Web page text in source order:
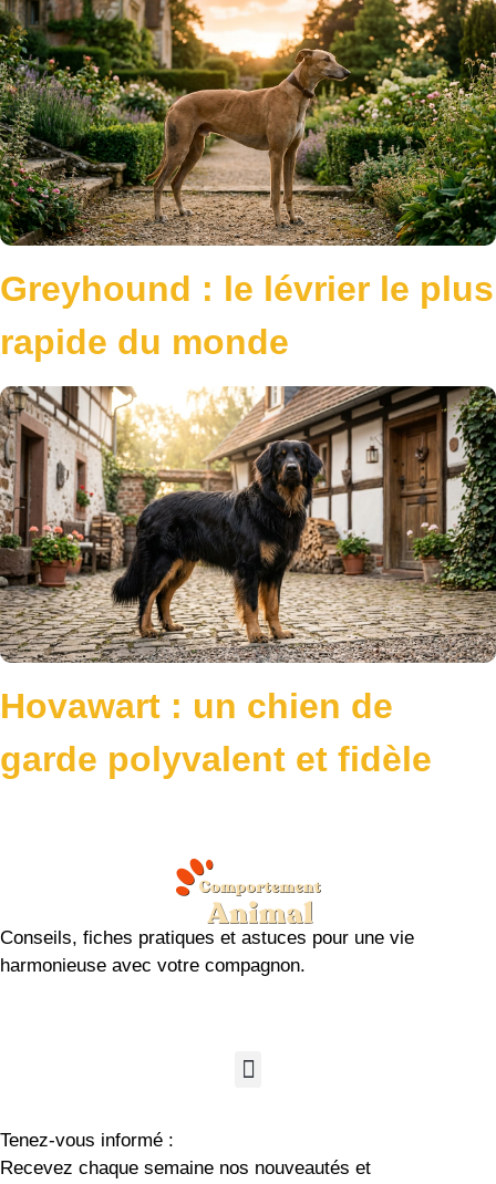
Greyhound : le lévrier le plus
rapide du monde
Hovawart : un chien de
garde polyvalent et fidèle
Conseils, fiches pratiques et astuces pour une vie
harmonieuse avec votre compagnon.
Tenez-vous informé :
Recevez chaque semaine nos nouveautés et